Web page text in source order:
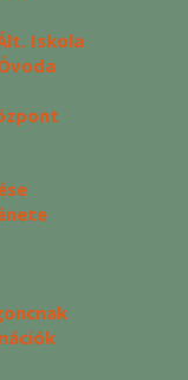
Iskola